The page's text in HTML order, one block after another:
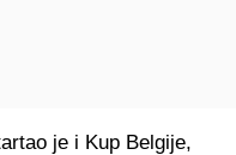
je i Kup Belgije,